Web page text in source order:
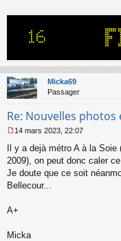
u
Micka69
Passager
Re: Nouvelles photos
e
s
s
a
g
n
n
14 mars 2023, 22:07
Il y a dejà métro A à la
2009), on peut donc caler
Je doute que ce soit
Bellecour...
A+
Micka